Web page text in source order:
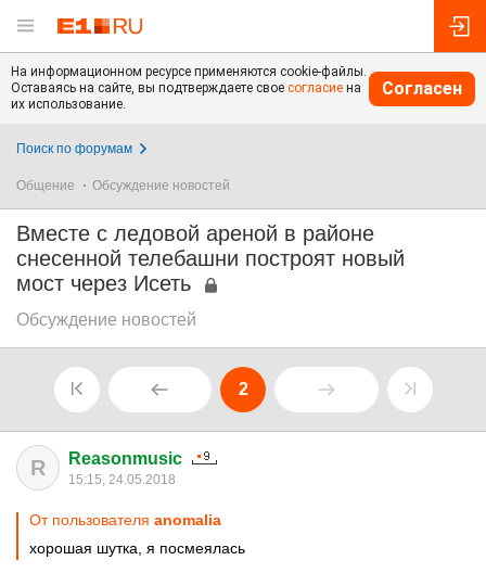
На информационном ресурсе применяются cookie-файлы.
Оставаясь на сайте, вы подтверждаете свое согласие на
их использование.
Согласен
Поиск по форумам
Общение Обсуждение новостей
Вместе с ледовой ареной в районе
снесенной телебашни построят новый
мост через Исеть
Обсуждение новостей
2
R Reasonmusic
15:15, 24.05.2018
От пользователя anomalia
хорошая шутка, я посмеялась